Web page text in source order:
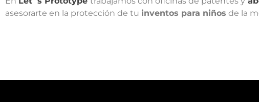
asesorarte en la protección de tu inventos para niños de la